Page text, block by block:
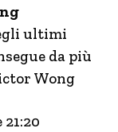
ultimi
da più
Wong